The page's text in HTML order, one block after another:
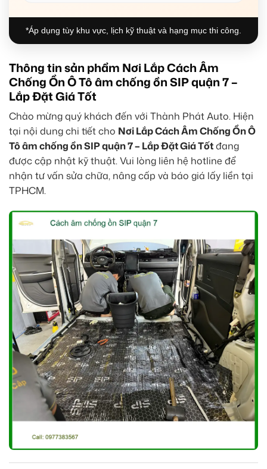
*Áp dụng tùy khu vực, lịch kỹ thuật và hạng mục thi công.
Thông tin sản phẩm Nơi Lắp Cách Âm
Chống Ồn Ô Tô âm chống ồn SIP quận 7 –
Lắp Đặt Giá Tốt
Chào mừng quý khách đến với Thành Phát Auto. Hiện
tại nội dung chi tiết cho Nơi Lắp Cách Âm Chống Ồn Ô
Tô âm chống ồn SIP quận 7 – Lắp Đặt Giá Tốtđang
được cập nhật kỹ thuật. Vui lòng liên hệ hotline để
nhận tư vấn sửa chữa, nâng cấp và báo giá lấy liền tại
TPHCM.